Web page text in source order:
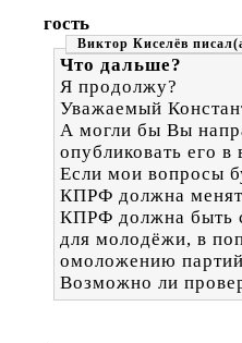
гость
Виктор Киселёв
Что дальше?
Я продолжу?
Уважаемый
А могли бы Вы
опубликовать его
Если мои вопросы
КПРФ должна
КПРФ должна быть
для молодёжи, в
омоложению
Возможно ли